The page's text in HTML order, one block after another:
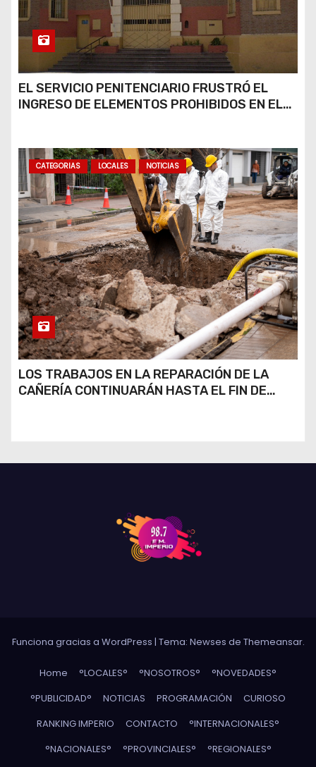
EL SERVICIO PENITENCIARIO FRUSTRÓ EL
INGRESO DE ELEMENTOS PROHIBIDOS EN EL
CATEGORIAS LOCALES NOTICIAS
LOS TRABAJOS EN LA REPARACIÓN DE LA
CAÑERÍA CONTINUARÁN HASTA EL FIN DE
Funciona gracias a WordPress | Tema: Newses de Themeansar.
Home °LOCALES° °NOSOTROS°
°NOVEDADES°
°PUBLICIDAD°
NOTICIAS PROGRAMACIÓN
CURIOSO
RANKING IMPERIO
CONTACTO
°INTERNACIONALES°
°NACIONALES°
°PROVINCIALES° °REGIONALES°